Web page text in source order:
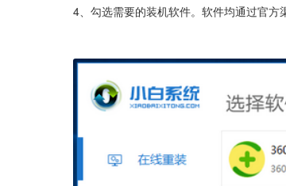
4、勾选需要的装机软件。软件均通过官方